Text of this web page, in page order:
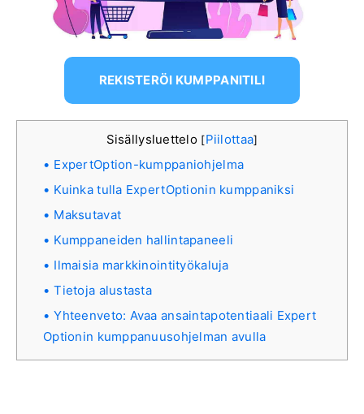
REKISTERÖI KUMPPANITILI
Sisällysluettelo [Piilottaa]
ExpertOption-kumppaniohjelma
Kuinka tulla ExpertOptionin kumppaniksi
Maksutavat
Kumppaneiden hallintapaneeli
Ilmaisia ​​markkinointityökaluja
Tietoja alustasta
Yhteenveto: Avaa ansaintapotentiaali Expert
Optionin kumppanuusohjelman avulla